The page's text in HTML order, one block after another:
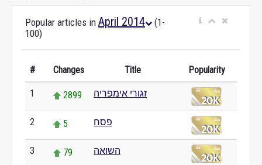
Popular articles in April 2014
(1-
100)
# Changes Title Popularity
1 2899 זגורי אימפריה
2 5 פסח
3 79 השואה